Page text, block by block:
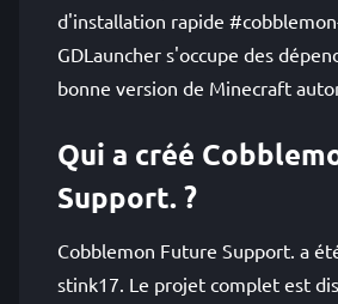
d'installation rapide
GDLauncher s'occupe des
bonne version de Minecraft
Qui a créé
Support. ?
Cobblemon Future Support. a
stink17. Le projet complet est